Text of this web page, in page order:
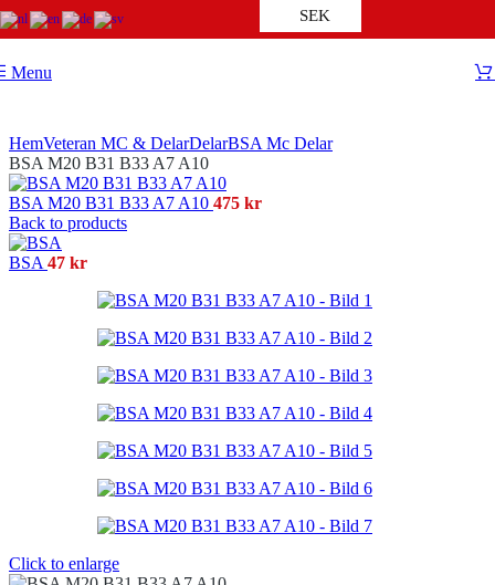
Skip to navigation SEK
Menu
HemVeteran MC & DelarDelarBSA Mc Delar
BSA M20 B31 B33 A7 A10
BSA M20 B31 B33 A7 A10 475 kr
Back to products
BSA 47 kr
Click to enlarge